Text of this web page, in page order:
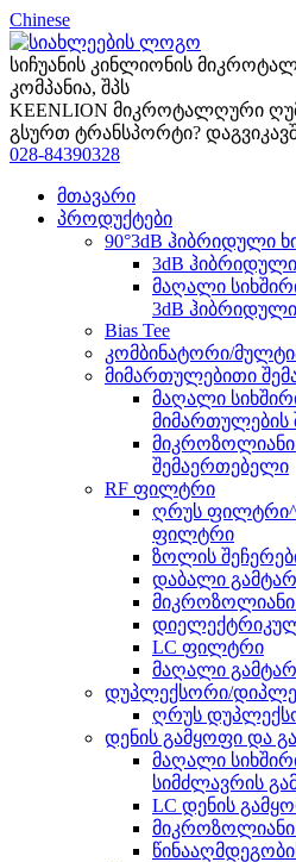
Chinese
სიჩუანის კინლიონის
კომპანია, შპს
KEENLION მიკროტალღური
გსურთ ტრანსპორტი?
028-84390328
მთავარი
პროდუქტები
90°3dB ჰიბრიდული
3dB
მაღალი
3dB
Bias Tee
კომბინატორი/
მიმართულებითი
მაღალი
მიმართულების
შემაერთებელი
RF ფილტრი
ღრუს
ფილტრი
ზოლის
დაბალი
LC ფილტრი
მაღალი
დუპლექსორი/
ღრუს
დენის გამყოფი და
მაღალი
სიმძლავრის
LC დენის
მიკროზოლიანი